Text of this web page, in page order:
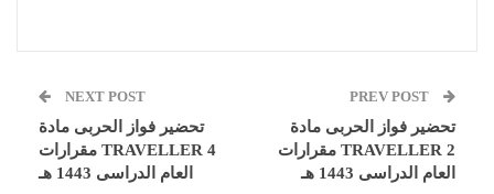
تحضير فواز الحربى مادة
TRAVELLER 2 مقرارات
العام الدراسى 1443 هـ
NEXT POST
تحضير فواز الحربى مادة
TRAVELLER 4 مقرارات
العام الدراسى 1443 هـ